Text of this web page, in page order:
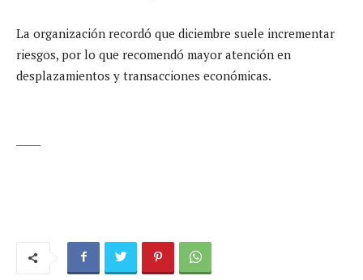
La organización recordó que diciembre suele incrementar
riesgos, por lo que recomendó mayor atención en
desplazamientos y transacciones económicas.